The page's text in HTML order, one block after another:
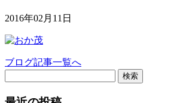
2016年02月11日
ブログ記事一覧へ
検索